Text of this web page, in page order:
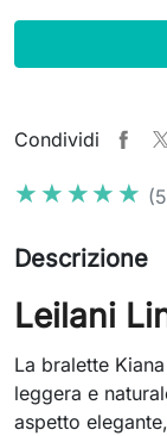
Condividi
★★★★★
★★★★★
Descrizione
Leilani
La bralette
leggera e
aspetto